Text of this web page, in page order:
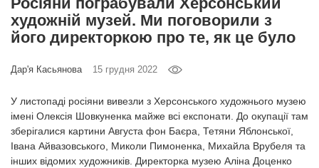
EN
RU
художній музей. Ми поговорили з
його директоркою про те, як це було
Дар'я Касьянова 15 грудня 2022
У листопаді росіяни вивезли з Херсонського художнього музею
імені Олексія Шовкуненка майже всі експонати. До окупації там
зберігалися картини Августа фон Баєра, Тетяни Яблонської,
Івана Айвазовського, Миколи Пимоненка, Михайла Врубеля та
інших відомих художників. Директорка музею Аліна Доценко